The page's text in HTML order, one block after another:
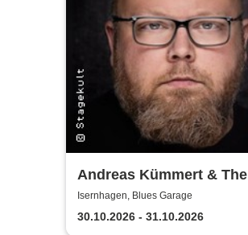
Andreas Kümmert & The
Electric Circus
Isernhagen, Blues Garage
30.10.2026 - 31.10.2026